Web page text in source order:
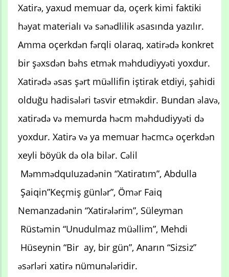
Xatirə, yaxud memuar da, oçerk kimi faktiki
həyat materialı və sənədlilik əsasında yazılır.
Amma oçerkdən fərqli olaraq, xatirədə konkret
bir şəxsdən bəhs etmək məhdudiyyəti yoxdur.
Xatirədə əsas şərt müəllifin iştirak etdiyi, şahidi
olduğu hadisələri təsvir etməkdir. Bundan əlavə,
xatirədə və memurda həcm məhdudiyyəti də
yoxdur. Xatirə və ya memuar həcmcə oçerkdən
xeyli böyük də ola bilər. Cəlil
MəmmədquIuzadənin “Xatiratım”, Abdulla
Şaiqin”Keçmiş günlər”, Ömər Faiq
Nemanzadənin “Xatirələrim”, Süleyman
Rüstəmin “Unudulmaz müəllim”, Mehdi
Hüseynin “Bir ay, bir gün”, Anarın “Sizsiz”
əsərləri xatirə nümunələridir.